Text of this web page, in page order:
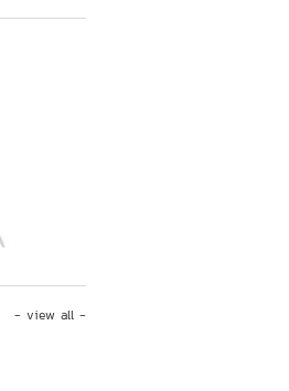
- view all -